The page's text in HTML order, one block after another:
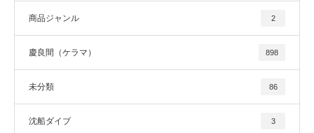
商品ジャンル 2
慶良間（ケラマ） 898
未分類 86
沈船ダイブ 3